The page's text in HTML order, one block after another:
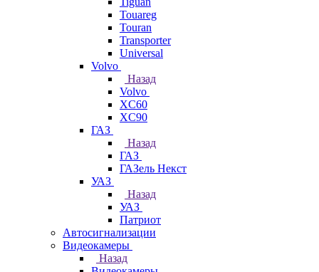
Touareg
Touran
Transporter
Universal
Volvo
Назад
Volvo
XC60
XC90
ГАЗ
Назад
ГАЗ
ГАЗель Некст
УАЗ
Назад
УАЗ
Патриот
Автосигнализации
Видеокамеры
Назад